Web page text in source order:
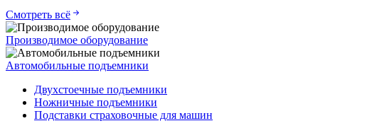
Смотреть всё
Производимое оборудование
Автомобильные подъемники
Двухстоечные подъемники
Ножничные подъемники
Подставки страховочные для машин